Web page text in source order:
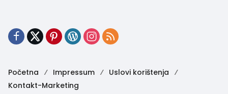
Početna Impressum
Uslovi korištenja
Kontakt-Marketing